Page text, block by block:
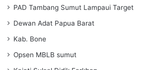
PAD Tambang Sumut Lampaui Target
Dewan Adat Papua Barat
Kab. Bone
Opsen MBLB sumut